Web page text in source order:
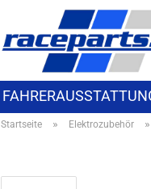
ELEKTROZUBEHÖR
Startseite » Elektrozubehör »